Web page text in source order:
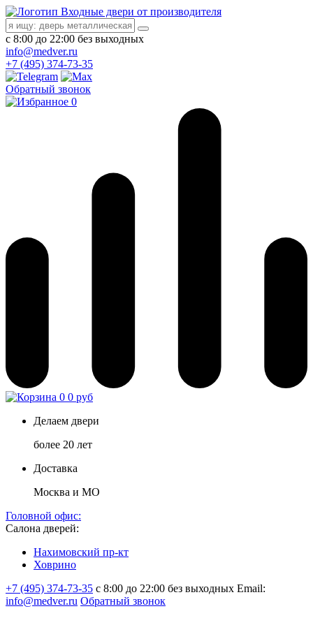
Входные двери от производителя
с 8:00 до 22:00 без выходных
info@medver.ru
+7 (495) 374-73-35
Обратный звонок
0
0 0 руб
Делаем двери
более 20 лет
Доставка
Москва и МО
Головной офис:
Салона дверей:
Нахимовский пр-кт
Ховрино
+7 (495) 374-73-35 с 8:00 до 22:00 без выходных Email:
info@medver.ru Обратный звонок